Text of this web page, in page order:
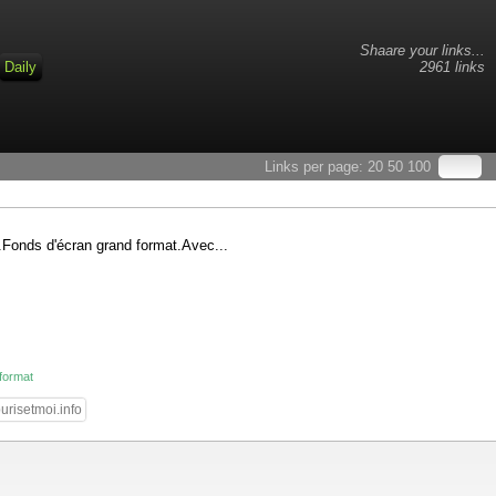
Shaare your links...
2961 links
Daily
Links per page: 20 50 100
d'écran grand format.Avec...